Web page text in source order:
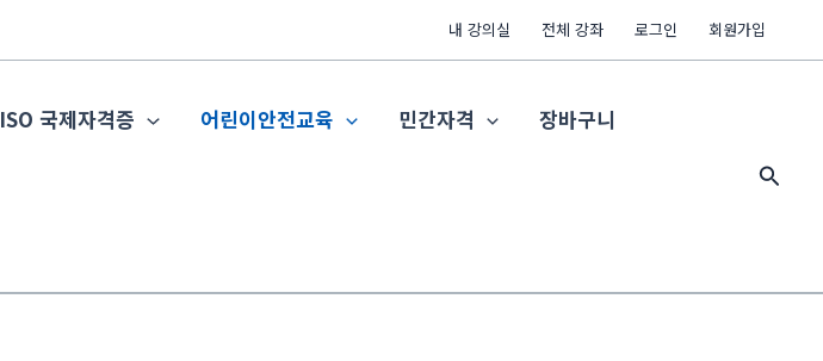
내 강의실 전체 강좌 로그인 회원가입
ISO 국제자격증 어린이안전교육 민간자격 장바구니
검